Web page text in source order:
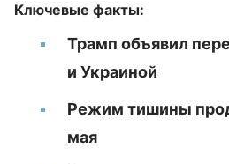
Ключевые факты:
Трамп объявил
и Украиной
Режим тишины
мая